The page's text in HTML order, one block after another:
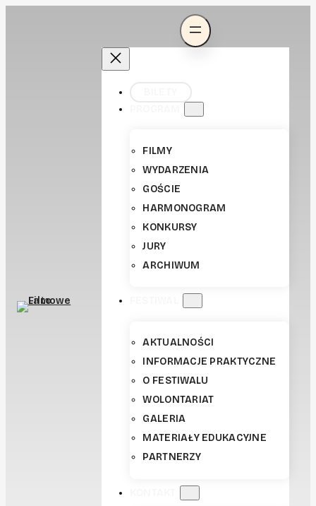
FILMY
WYDARZENIA
GOŚCIE
HARMONOGRAM
KONKURSY
JURY
ARCHIWUM
AKTUALNOŚCI
INFORMACJE PRAKTYCZNE
O FESTIWALU
WOLONTARIAT
GALERIA
MATERIAŁY EDUKACYJNE
PARTNERZY